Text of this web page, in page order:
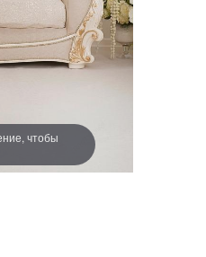
чтобы